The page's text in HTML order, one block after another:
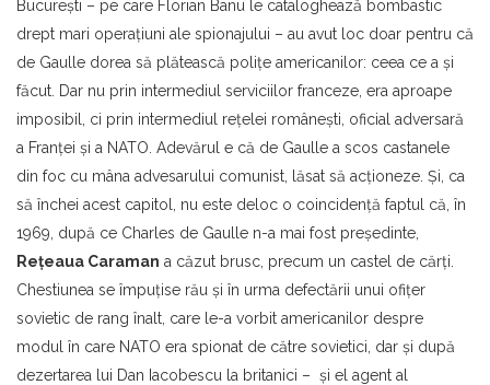
Bucureşti – pe care Florian Banu le cataloghează bombastic
drept mari operaţiuni ale spionajului – au avut loc doar pentru că
de Gaulle dorea să plătească poliţe americanilor: ceea ce a şi
făcut. Dar nu prin intermediul serviciilor franceze, era aproape
imposibil, ci prin intermediul reţelei româneşti, oficial adversară
a Franţei şi a NATO. Adevărul e că de Gaulle a scos castanele
din foc cu mâna advesarului comunist, lăsat să acţioneze. Şi, ca
să închei acest capitol, nu este deloc o coincidenţă faptul că, în
1969, după ce Charles de Gaulle n-a mai fost preşedinte,
Reţeaua Caraman a căzut brusc, precum un castel de cărţi.
Chestiunea se împuţise rău şi în urma defectării unui ofiţer
sovietic de rang înalt, care le-a vorbit americanilor despre
modul în care NATO era spionat de către sovietici, dar şi după
dezertarea lui Dan Iacobescu la britanici – şi el agent al